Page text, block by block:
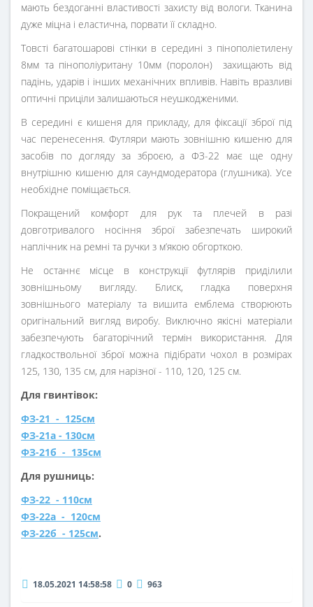
мають бездоганні властивості захисту від вологи. Тканина
дуже міцна і еластична, порвати її складно.
Товсті багатошарові стінки в середині з пінополіетилену
8мм та пінополіуритану 10мм (поролон) захищають від
падінь, ударів і інших механічних впливів. Навіть вразливі
оптичні приціли залишаються неушкодженими.
В середині є кишеня для прикладу, для фіксації зброї під
час перенесення. Футляри мають зовнішню кишеню для
засобів по догляду за зброєю, а ФЗ-22 має ще одну
внутрішню кишеню для саундмодератора (глушника). Усе
необхідне поміщається.
Покращений комфорт для рук та плечей в разі
довготривалого носіння зброї забезпечать широкий
наплічник на ремні та ручки з м’якою обгорткою.
Не останнє місце в конструкції футлярів приділили
зовнішньому вигляду. Блиск, гладка поверхня
зовнішнього матеріалу та вишита емблема створюють
оригінальний вигляд виробу. Виключно якісні матеріали
забезпечують багаторічний термін використання. Для
гладкоствольної зброї можна підібрати чохол в розмірах
125, 130, 135 см, для нарізної - 110, 120, 125 см.
Для гвинтівок:
ФЗ-21 - 125см
ФЗ-21а - 130см
ФЗ-21б - 135см
Для рушниць:
ФЗ-22 - 110см
ФЗ-22а - 120см
ФЗ-22б - 125см.
18.05.2021 14:58:58 0 963